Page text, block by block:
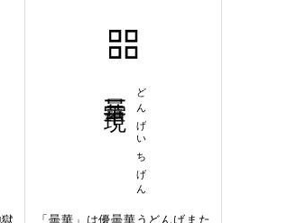
どんげいちげん
「曇華」は優曇華うどんげまた